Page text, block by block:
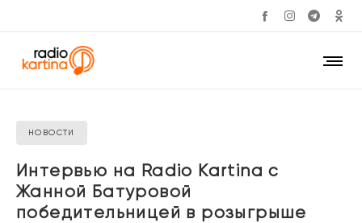
НОВОСТИ
Интервью на Radio Kartina с
Жанной Батуровой
победительницей в розыгрыше